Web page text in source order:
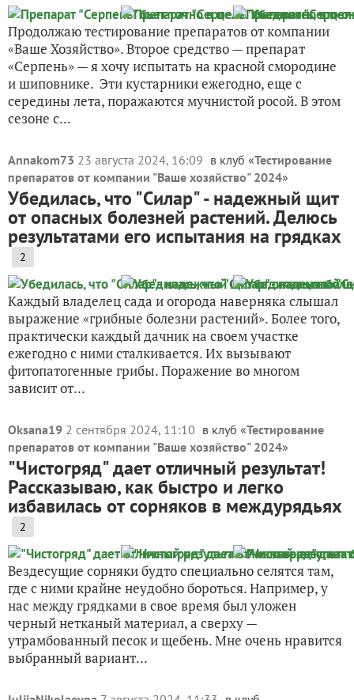
Продолжаю тестирование препаратов от компании
«Ваше Хозяйство». Второе средство — препарат
«Серпень» — я хочу испытать на красной смородине
и шиповнике. Эти кустарники ежегодно, еще с
середины лета, поражаются мучнистой росой. В этом
сезоне с...
Annakom73 23 августа 2024, 16:09 в клуб «Тестирование
препаратов от компании "Ваше хозяйство" 2024»
Убедилась, что "Силар" - надежный щит
от опасных болезней растений. Делюсь
результатами его испытания на грядках
2
Каждый владелец сада и огорода наверняка слышал
выражение «грибные болезни растений». Более того,
практически каждый дачник на своем участке
ежегодно с ними сталкивается. Их вызывают
фитопатогенные грибы. Поражение во многом
зависит от...
Oksana19 2 сентября 2024, 11:10 в клуб «Тестирование
препаратов от компании "Ваше хозяйство" 2024»
"Чистогряд" дает отличный результат!
Рассказываю, как быстро и легко
избавилась от сорняков в междурядьях
2
Вездесущие сорняки будто специально селятся там,
где с ними крайне неудобно бороться. Например, у
нас между грядками в свое время был уложен
черный нетканый материал, а сверху —
утрамбованный песок и щебень. Мне очень нравится
выбранный вариант...